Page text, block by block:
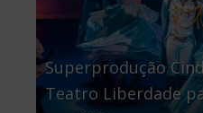
Superprodução
Teatro Liberdade